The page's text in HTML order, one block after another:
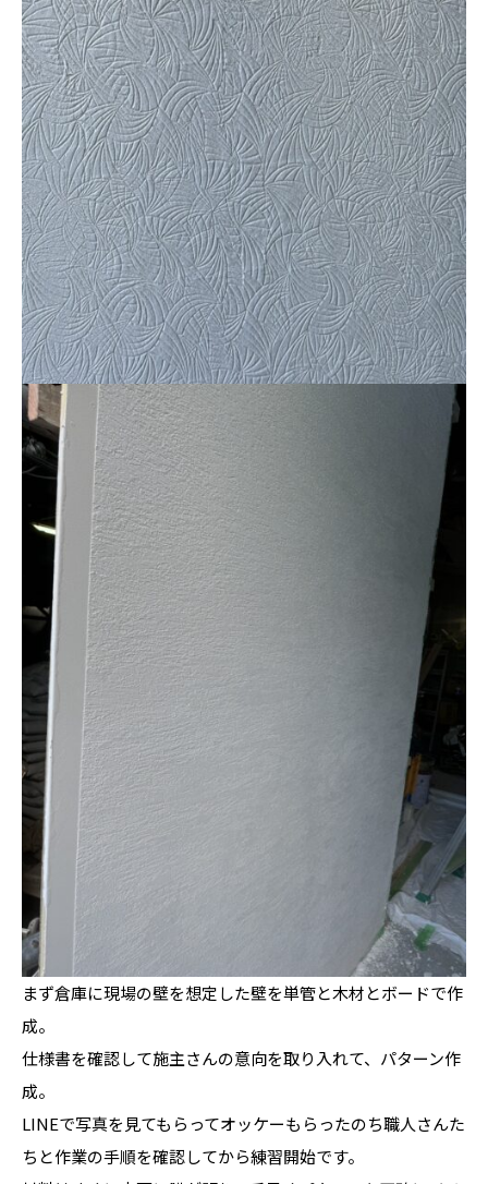
まず倉庫に現場の壁を想定した壁を単管と木材とボードで作
成。
仕様書を確認して施主さんの意向を取り入れて、パターン作
成。
LINEで写真を見てもらってオッケーもらったのち職人さんた
ちと作業の手順を確認してから練習開始です。